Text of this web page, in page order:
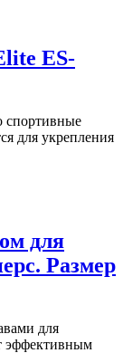
ES-
спортивные
для укрепления
для
Размер
для
эффективным